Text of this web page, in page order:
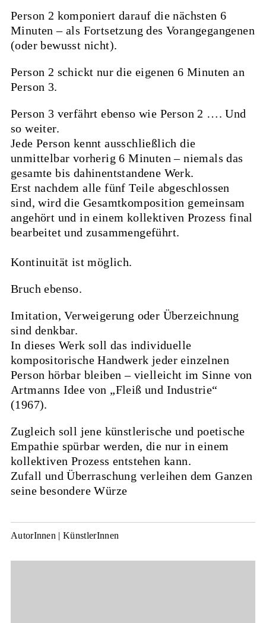
Person 2 komponiert darauf die nächsten 6
Minuten – als Fortsetzung des Vorangegangenen
(oder bewusst nicht).
Person 2 schickt nur die eigenen 6 Minuten an
Person 3.
Person 3 verfährt ebenso wie Person 2 …. Und
so weiter.
Jede Person kennt ausschließlich die
unmittelbar vorherig 6 Minuten – niemals das
gesamte bis dahinentstandene Werk.
Erst nachdem alle fünf Teile abgeschlossen
sind, wird die Gesamtkomposition gemeinsam
angehört und in einem kollektiven Prozess final
bearbeitet und zusammengeführt.
Kontinuität ist möglich.
Bruch ebenso.
Imitation, Verweigerung oder Überzeichnung
sind denkbar.
In dieses Werk soll das individuelle
kompositorische Handwerk jeder einzelnen
Person hörbar bleiben – vielleicht im Sinne von
Artmanns Idee von „Fleiß und Industrie“
(1967).
Zugleich soll jene künstlerische und poetische
Empathie spürbar werden, die nur in einem
kollektiven Prozess entstehen kann.
Zufall und Überraschung verleihen dem Ganzen
seine besondere Würze
AutorInnen | KünstlerInnen